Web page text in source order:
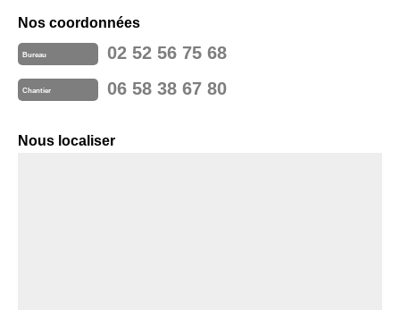
Nos coordonnées
Bureau 02 52 56 75 68
Chantier 06 58 38 67 80
Nous localiser